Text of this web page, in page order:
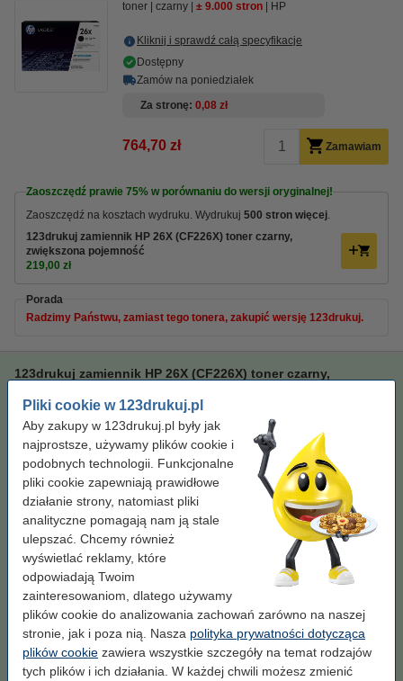
Pliki cookie w 123drukuj.pl
Aby zakupy w 123drukuj.pl były jak
najprostsze, używamy plików cookie i
podobnych technologii. Funkcjonalne
pliki cookie zapewniają prawidłowe
działanie strony, natomiast pliki
analityczne pomagają nam ją stale
ulepszać. Chcemy również
wyświetlać reklamy, które
odpowiadają Twoim
zainteresowaniom, dlatego używamy
plików cookie do analizowania zachowań zarówno na naszej
stronie, jak i poza nią. Nasza polityka prywatności dotycząca
plików cookie zawiera wszystkie szczegóły na temat rodzajów
tych plików i ich działania. W każdej chwili możesz zmienić
toner czarny ± 9.000 stron HP
Kliknij i sprawdź całą specyfikacje
Dostępny
Zamów na poniedziałek
Za stronę 0,08 zł
764,70 zł Zamawiam
Zaoszczędź prawie 75% w porównaniu do wersji oryginalnej!
Zaoszczędź na kosztach wydruku. Wydrukuj 500 stron więcej.
123drukuj zamiennik HP 26X (CF226X) toner czarny,
zwiększona pojemność
219,00 zł
Porada
Radzimy Państwu, zamiast tego tonera, zakupić wersję 123drukuj.
123drukuj zamiennik HP 26X (CF226X) toner czarny,
czarny 123drukuj
Kliknij i sprawdź całą specyfikacje
Zaoszczędź prawie
w porównaniu do wersji
oryginalnej!
Dostępny
Zamów na poniedziałek
219,00 zł
Porada
Radzimy Państwu zakupić ten toner (wersję 123drukuj) zamiast